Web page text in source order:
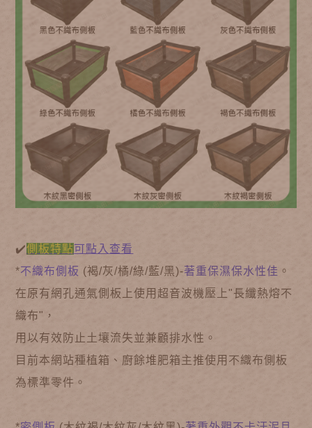
✔️側板特點可點入查看
*不織布側板 (褐/灰/橘/綠/藍/黑)-著重保濕保水性佳 。
在原有網孔通氣側板上使用超音波機壓上"長纖熱熔不
織布"，
用以有效防止土壤流失並兼顧排水性。
目前本網站種植箱、廚餘堆肥箱主推使用不織布側板
為標準零件。